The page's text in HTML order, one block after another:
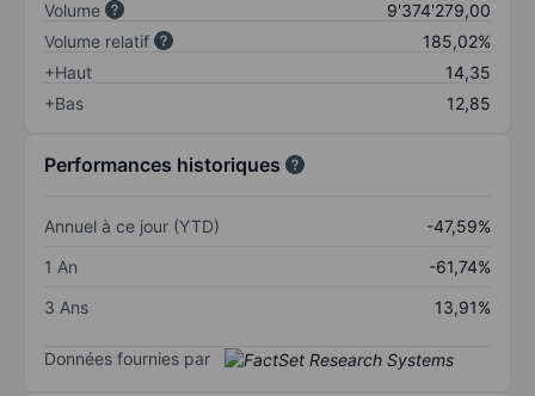
Volume
9'374'279,00
Volume relatif
185,02%
+Haut
14,35
+Bas
12,85
Performances historiques
Annuel à ce jour (YTD)
-47,59%
1 An
-61,74%
3 Ans
13,91%
Données fournies par